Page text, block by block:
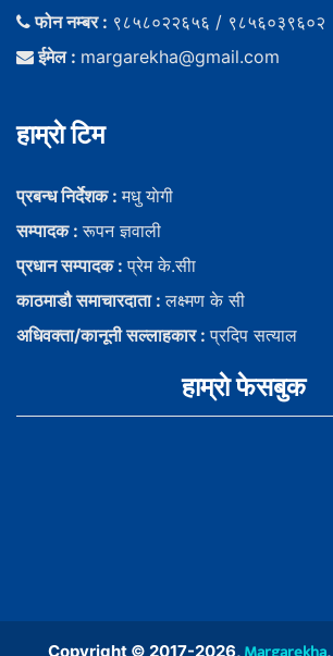
फोन नम्बर : ९८५८०२२६५६ / ९८५६०३९६०२
ईमेल : margarekha@gmail.com
हाम्राे टिम
प्रबन्ध निर्देशक :मधु याेगी
सम्पादक :रूपन ज्ञवाली
प्रधान सम्पादक :प्रेम के.सीा
काठमाडौ समाचारदाता :लक्ष्मण के सी
अधिवक्ता/कानूनी सल्लाहकार :प्रदिप सत्याल
हाम्राे फेसबुक
Copyright © 2017-2026,